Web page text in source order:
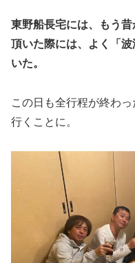
東野船長宅には、もう
頂いた際には、よく「
いた。
この日も全行程が終わ
行くことに。